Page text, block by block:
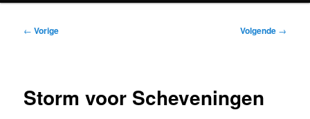
Bericht
← Vorige Volgende →
Storm voor Scheveningen